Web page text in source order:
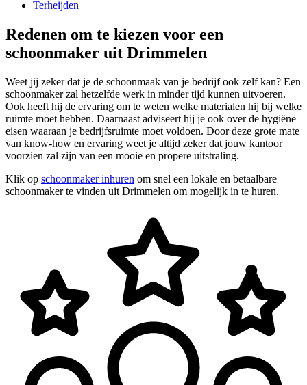
Terheijden
Redenen om te kiezen voor een
schoonmaker uit Drimmelen
Weet jij zeker dat je de schoonmaak van je bedrijf ook zelf kan? Een
schoonmaker zal hetzelfde werk in minder tijd kunnen uitvoeren.
Ook heeft hij de ervaring om te weten welke materialen hij bij welke
ruimte moet hebben. Daarnaast adviseert hij je ook over de hygiëne
eisen waaraan je bedrijfsruimte moet voldoen. Door deze grote mate
van know-how en ervaring weet je altijd zeker dat jouw kantoor
voorzien zal zijn van een mooie en propere uitstraling.
Klik op schoonmaker inhuren om snel een lokale en betaalbare
schoonmaker te vinden uit Drimmelen om mogelijk in te huren.